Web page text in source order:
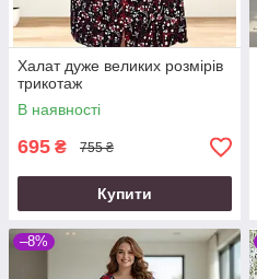
Халат дуже великих розмірів
трикотаж
В наявності
695 ₴ 755 ₴
Купити
–8%